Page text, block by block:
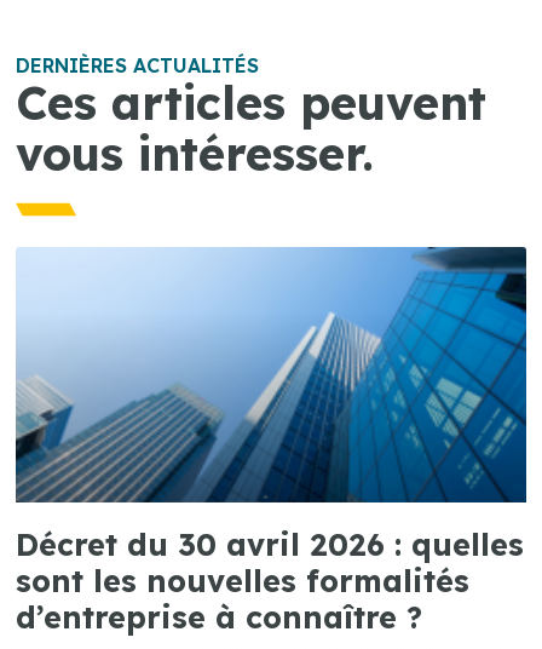
DERNIÈRES ACTUALITÉS
Ces articles peuvent
vous intéresser.
Décret du 30 avril 2026 : quelles
sont les nouvelles formalités
d’entreprise à connaître ?